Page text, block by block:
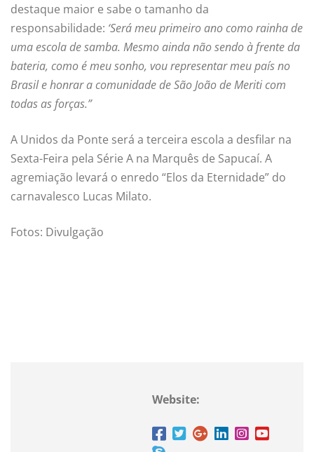
destaque maior e sabe o tamanho da
responsabilidade: ‘Será meu primeiro ano como rainha de
uma escola de samba. Mesmo ainda não sendo à frente da
bateria, como é meu sonho, vou representar meu país no
Brasil e honrar a comunidade de São João de Meriti com
todas as forças.”
A Unidos da Ponte será a terceira escola a desfilar na
Sexta-Feira pela Série A na Marquês de Sapucaí. A
agremiação levará o enredo “Elos da Eternidade” do
carnavalesco Lucas Milato.
Fotos: Divulgação
Website: